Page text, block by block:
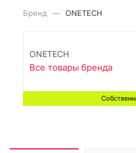
Бренд — ONETECH
ONETECH
Все товары бренда